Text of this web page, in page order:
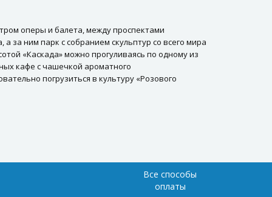
оперы и балета, между проспектами
за ним парк с собранием скульптур со всего мира
«Каскада» можно прогуливаясь по одному из
кафе с чашечкой ароматного
погрузиться в культуру «Розового
Все способы
оплаты